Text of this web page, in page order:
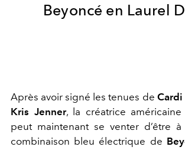
Beyoncé en Laurel
Après avoir signé les tenues de Cardi
Kris Jenner, la créatrice américaine
peut maintenant se venter d’être
combinaison bleu électrique de